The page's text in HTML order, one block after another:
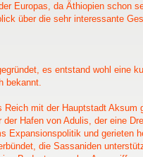
Europas, da Äthiopien schon
über die sehr interessante
es entstand wohl eine
bekannt.
mit der Hauptstadt
Hafen von Adulis, der eine
Expansionspolitik und gerieten
die Sassaniden